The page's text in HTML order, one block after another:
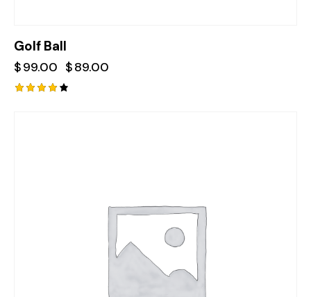
Golf Ball
$99.00 $89.00